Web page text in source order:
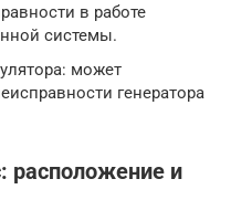
в работе
системы.
может
генератора
: расположение и